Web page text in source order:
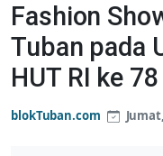
Fashion
Tuban pada
HUT RI ke 78
blokTuban.com